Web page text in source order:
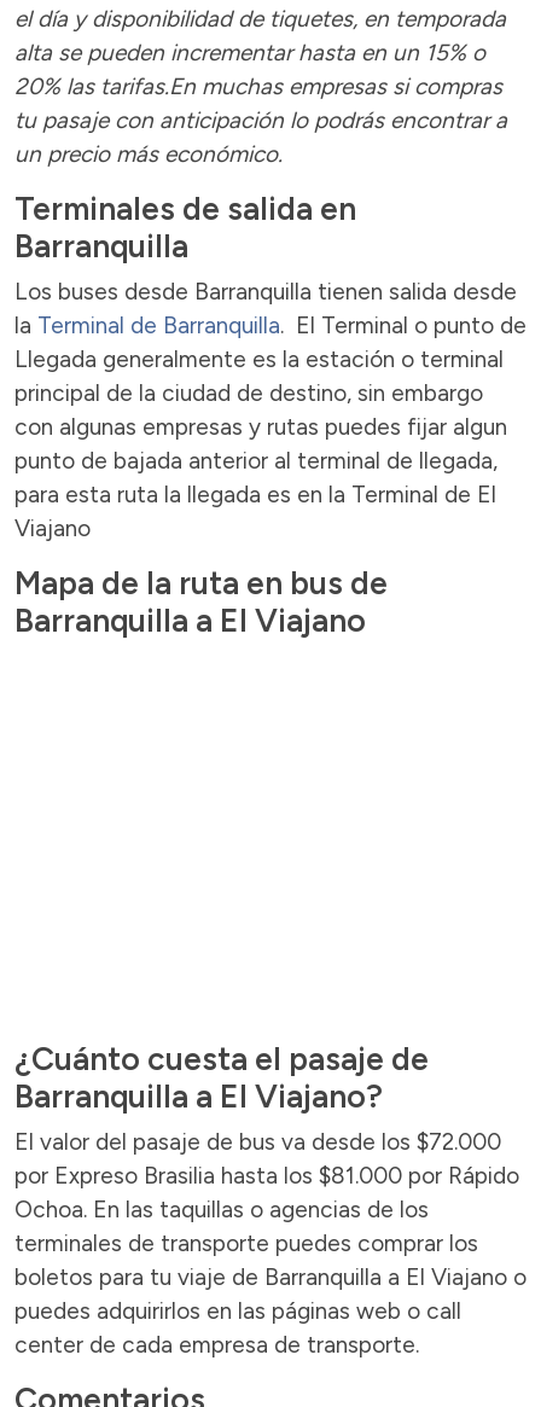
el día y disponibilidad de tiquetes, en temporada
alta se pueden incrementar hasta en un 15% o
20% las tarifas.En muchas empresas si compras
tu pasaje con anticipación lo podrás encontrar a
un precio más económico.
Terminales de salida en
Barranquilla
Los buses desde Barranquilla tienen salida desde
la Terminal de Barranquilla. El Terminal o punto de
Llegada generalmente es la estación o terminal
principal de la ciudad de destino, sin embargo
con algunas empresas y rutas puedes fijar algun
punto de bajada anterior al terminal de llegada,
para esta ruta la llegada es en la Terminal de El
Viajano
Mapa de la ruta en bus de
Barranquilla a El Viajano
¿Cuánto cuesta el pasaje de
Barranquilla a El Viajano?
El valor del pasaje de bus va desde los $72.000
por Expreso Brasilia hasta los $81.000 por Rápido
Ochoa. En las taquillas o agencias de los
terminales de transporte puedes comprar los
boletos para tu viaje de Barranquilla a El Viajano o
puedes adquirirlos en las páginas web o call
center de cada empresa de transporte.
Comentarios